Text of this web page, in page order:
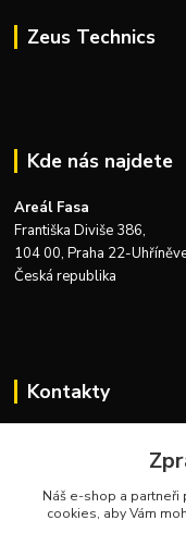
Zeus Technics
Kde nás najdete
Areál Fasa
Františka Diviše 386,
104 00, Praha 22-
Česká republika
Kontakty
+420 732 915 376
info@zeustechnics.cz
Náš e-shop a partneři
cookies, aby Vám